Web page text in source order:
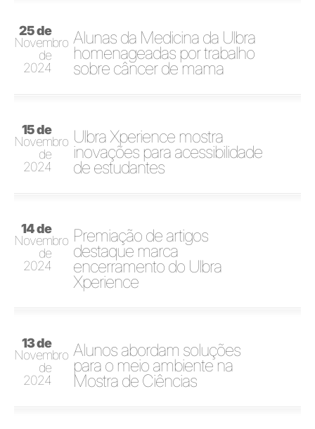
25 de
Novembro
de
2024
Alunas da Medicina da Ulbra
homenageadas por trabalho
sobre câncer de mama
15 de
Novembro
de
2024
Ulbra Xperience mostra
inovações para acessibilidade
de estudantes
14 de
Novembro
de
2024
Premiação de artigos
destaque marca
encerramento do Ulbra
Xperience
13 de
Novembro
de
2024
Alunos abordam soluções
para o meio ambiente na
Mostra de Ciências